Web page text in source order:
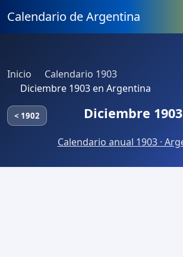
Calendario de Argentina
Inicio
Calendario 1903
Diciembre 1903 en Argentina
< 1902 Diciembre 1903
Calendario anual 1903 ·